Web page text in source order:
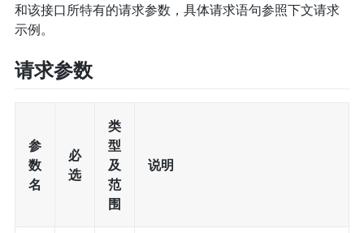
和该接口所特有的请求参数，具体请求语句参照下文请求
示例。
请求参数
参
数
名
必
选
类
型
及
范
围
说明